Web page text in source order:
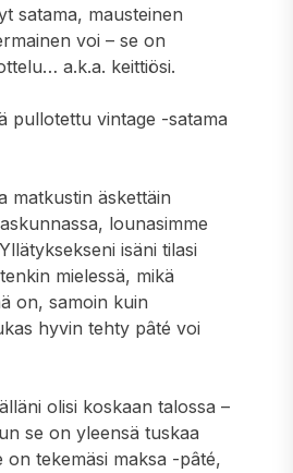
satama, mausteinen
voi – se on
a.k.a. keittiösi.
pullotettu vintage -satama
matkustin äskettäin
lounasimme
isäni tilasi
mielessä, mikä
on, samoin kuin
hyvin tehty pâté voi
olisi koskaan talossa –
se on yleensä tuskaa
on tekemäsi maksa -pâté,